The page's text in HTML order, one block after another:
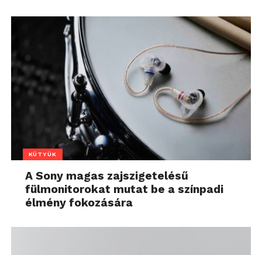
KÜTYÜK
A Sony magas zajszigetelésű
fülmonitorokat mutat be a színpadi
élmény fokozására